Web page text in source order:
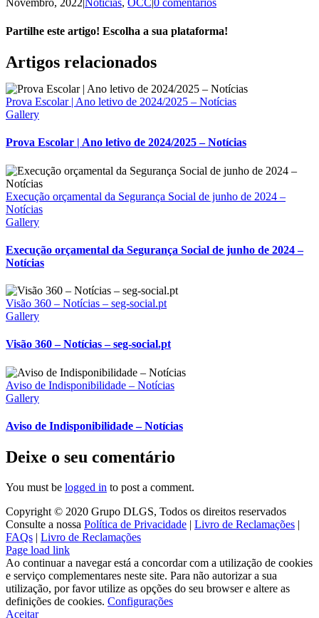
Novembro, 2022Notícias, OCC 0 comentários
Partilhe este artigo! Escolha a sua plataforma!
Facebook
X
Reddit
LinkedIn
WhatsApp
Tumblr
Pinterest
Vk
Email
(necessário
mas
não
publicado)
Artigos relacionados
Prova Escolar | Ano letivo de 2024/2025 – Notícias
Gallery
Prova Escolar | Ano letivo de 2024/2025 – Notícias
Execução orçamental da Segurança Social de junho de 2024 –
Notícias
Gallery
Execução orçamental da Segurança Social de junho de 2024 –
Notícias
Visão 360 – Notícias – seg-social.pt
Gallery
Visão 360 – Notícias – seg-social.pt
Aviso de Indisponibilidade – Notícias
Gallery
Aviso de Indisponibilidade – Notícias
Deixe o seu comentário
You must be logged in to post a comment.
Copyright © 2020 Grupo DLGS, Todos os direitos reservados
Consulte a nossa Política de Privacidade | Livro de Reclamações |
FAQs | Livro de Reclamações
Facebook
LinkedIn
Page load link
Ao continuar a navegar está a concordar com a utilização de cookies
e serviço complementares neste site. Para não autorizar a sua
utilização, por favor utilize as opções do seu browser e altere as
definições de cookies. Configurações
Aceitar